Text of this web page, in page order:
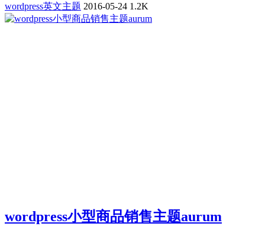
wordpress英文主题 2016-05-24 1.2K
wordpress小型商品销售主题aurum